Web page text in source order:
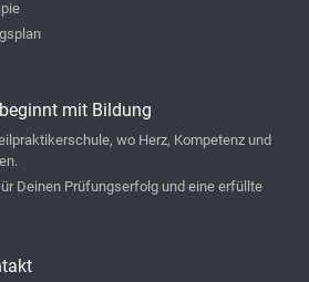
mit Bildung
wo Herz, Kompetenz und
Deinen Prüfungserfolg und eine erfüllte